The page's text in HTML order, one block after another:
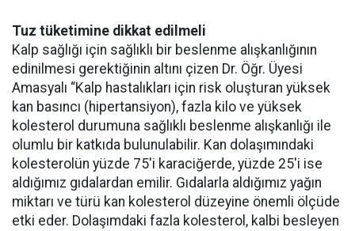
Tuz tüketimine dikkat edilmeli
Kalp sağlığı için sağlıklı bir beslenme alışkanlığının
edinilmesi gerektiğinin altını çizen Dr. Öğr. Üyesi
Amasyalı “Kalp hastalıkları için risk oluşturan yüksek
kan basıncı (hipertansiyon), fazla kilo ve yüksek
kolesterol durumuna sağlıklı beslenme alışkanlığı ile
olumlu bir katkıda bulunulabilir. Kan dolaşımındaki
kolesterolün yüzde 75'i karaciğerde, yüzde 25'i ise
aldığımız gıdalardan emilir. Gıdalarla aldığımız yağın
miktarı ve türü kan kolesterol düzeyine önemli ölçüde
etki eder. Dolaşımdaki fazla kolesterol, kalbi besleyen